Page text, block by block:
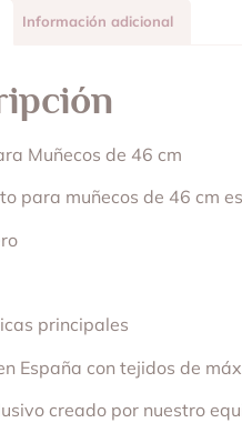
Información adicional
Muñecos de 46 cm
para muñecos de 46 cm
principales
España con tejidos de
creado por nuestro